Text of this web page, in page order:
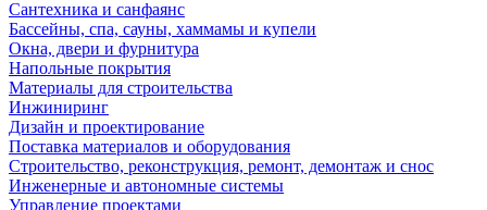
Сантехника и санфаянс
Бассейны, спа, сауны, хаммамы и купели
Окна, двери и фурнитура
Напольные покрытия
Материалы для строительства
Инжиниринг
Дизайн и проектирование
Поставка материалов и оборудования
Строительство, реконструкция, ремонт, демонтаж и снос
Инженерные и автономные системы
Управление проектами